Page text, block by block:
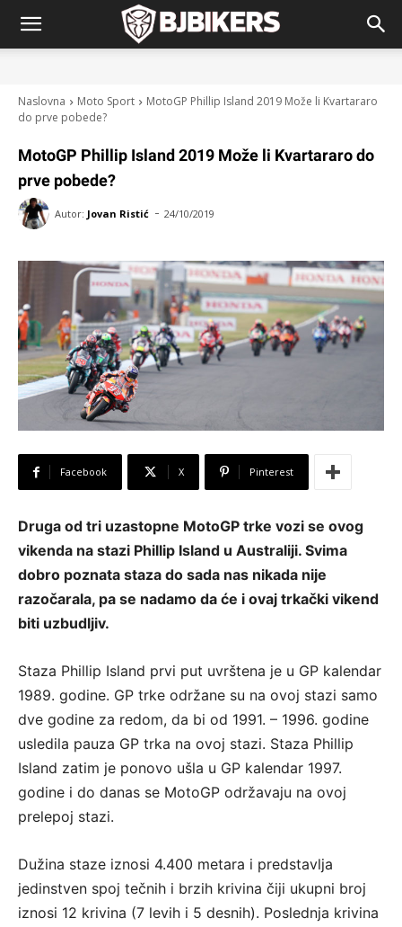
Naslovna Moto Sport
MotoGP Phillip Island 2019 Može li Kvartararo
do prve pobede?
MotoGP Phillip Island 2019 Može li Kvartararo do
prve pobede?
Autor: Jovan Ristić - 24/10/2019
Facebook X Pinterest
Druga od tri uzastopne MotoGP trke vozi se ovog
vikenda na stazi Phillip Island u Australiji. Svima
dobro poznata staza do sada nas nikada nije
razočarala, pa se nadamo da će i ovaj trkački vikend
biti uzbudljiv.
Staza Phillip Island prvi put uvrštena je u GP kalendar
1989. godine. GP trke održane su na ovoj stazi samo
dve godine za redom, da bi od 1991. – 1996. godine
usledila pauza GP trka na ovoj stazi. Staza Phillip
Island zatim je ponovo ušla u GP kalendar 1997.
godine i do danas se MotoGP održavaju na ovoj
prelepoj stazi.
Dužina staze iznosi 4.400 metara i predstavlja
jedinstven spoj tečnih i brzih krivina čiji ukupni broj
iznosi 12 krivina (7 levih i 5 desnih). Poslednja krivina